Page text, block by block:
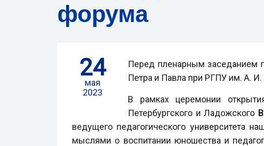
форума
24
мая
2023
Перед пленарным заседанием
Петра и Павла при РГПУ им. А. И.
В рамках церемонии
Петербургского и Ладожского
ведущего педагогического университета
мыслями о воспитании юношества и